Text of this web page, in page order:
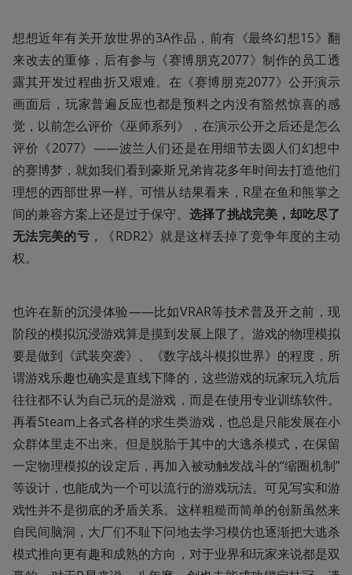
想想近年有关开放世界的3A作品，前有《最终幻想15》翻
来改去的重修，后有参与《赛博朋克2077》制作的员工透
露其开发过程曲折又艰难。在《赛博朋克2077》公开演示
画面后，玩家普遍反应也都是预料之内没有豁然惊喜的感
觉，以前怎么评价《巫师系列》，在演示公开之后还是怎么
评价《2077》——波兰人们还是在用细节去圆人们幻想中
的赛博梦，就如我们看到豪斯兄弟肯花多年时间去打造他们
理想的西部世界一样。可惜从结果看来，R星在鱼和熊掌之
间的兼容方案上还是过于保守。 选择了挑战完美，却吃尽了
无法完美的亏 ，《RDR2》就是这样丢掉了竞争年度的主动
权。
也许在新的沉浸体验——比如VRAR等技术普及开之前，现
阶段的模拟沉浸游戏算是摸到发展上限了。游戏的物理模拟
要是做到《武装突袭》、《数字战斗模拟世界》的程度，所
谓游戏乐趣也确实是直线下降的，这些游戏的玩家玩入坑后
往往都不认为自己玩的是游戏，而是在使用专业训练软件。
再看Steam上各式各样的求生类游戏，也总是只能发展在小
众群体里走不出来。但是脱胎于其中的大逃杀模式，在保留
一定物理模拟的设定后，再加入被动触发战斗的“缩圈机制”
等设计，也能成为一个可以流行的游戏玩法。可见写实和游
戏性并不是彻底的矛盾关系。这样粗糙而简单的创新虽然来
自民间脑洞，大厂们不耻下问地去学习模仿也逐渐把大逃杀
模式推向更有趣和成熟的方向，对于业界和玩家来说都是双